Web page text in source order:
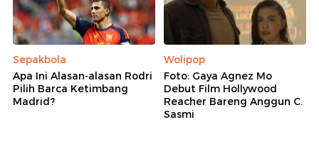
Sepakbola
Apa Ini Alasan-alasan Rodri
Pilih Barca Ketimbang
Madrid?
Wolipop
Foto: Gaya Agnez Mo
Debut Film Hollywood
Reacher Bareng Anggun C.
Sasmi